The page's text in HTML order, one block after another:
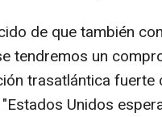
de que también
tendremos un
trasatlántica fuerte
Unidos